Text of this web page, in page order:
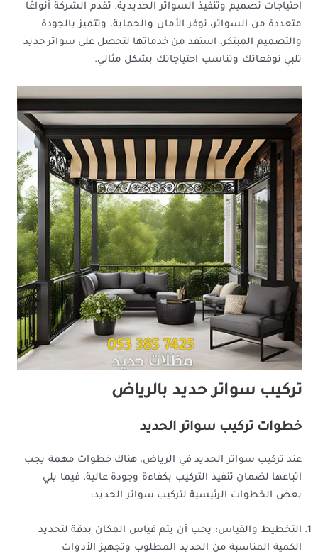
احتياجات تصميم وتنفيذ السواتر الحديدية. تقدم الشركة أنواعًا
متعددة من السواتر، توفر الأمان والحماية، وتتميز بالجودة
والتصميم المبتكر. استفد من خدماتها لتحصل على سواتر حديد
تلبي توقعاتك وتناسب احتياجاتك بشكل مثالي.
تركيب سواتر حديد بالرياض
خطوات تركيب سواتر الحديد
عند تركيب سواتر الحديد في الرياض، هناك خطوات مهمة يجب
اتباعها لضمان تنفيذ التركيب بكفاءة وجودة عالية. فيما يلي
بعض الخطوات الرئيسية لتركيب سواتر الحديد:
التخطيط والقياس: يجب أن يتم قياس المكان بدقة لتحديد
الكمية المناسبة من الحديد المطلوب وتجهيز الأدوات